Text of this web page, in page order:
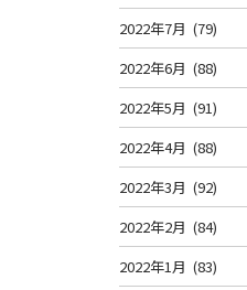
2022年7月 (79)
2022年6月 (88)
2022年5月 (91)
2022年4月 (88)
2022年3月 (92)
2022年2月 (84)
2022年1月 (83)